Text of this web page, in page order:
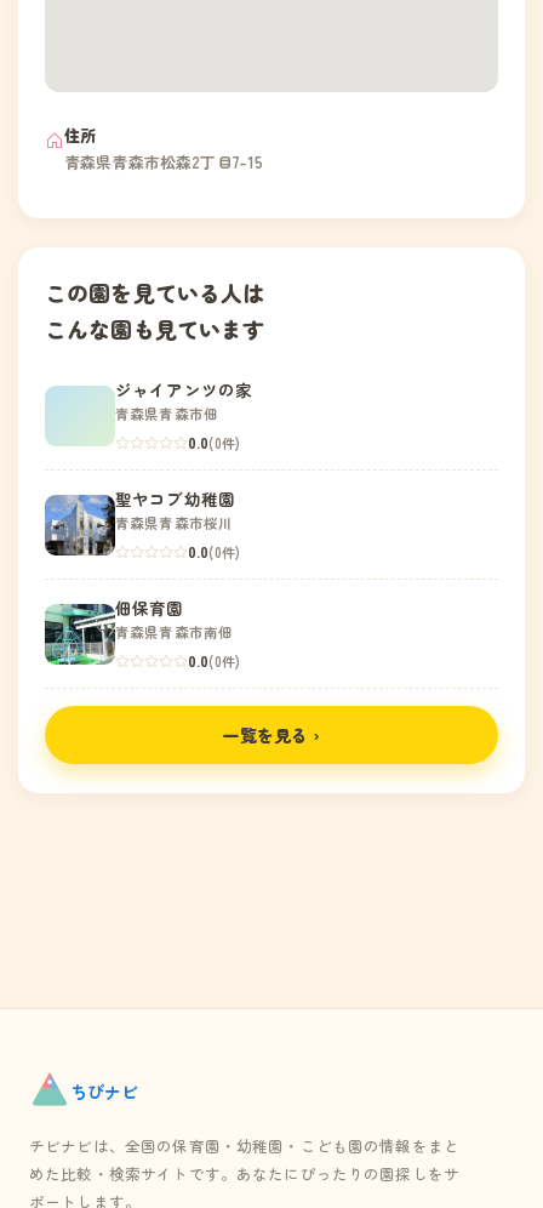
住所
青森県青森市松森2丁目7-15
この園を見ている人は
こんな園も見ています
ジャイアンツの家
青森県青森市佃
0.0(0件)
聖ヤコブ幼稚園
青森県青森市桜川
0.0(0件)
佃保育園
青森県青森市南佃
0.0(0件)
一覧を見る ›
ちびナビ
チビナビは、全国の保育園・幼稚園・こども園の情報をまと
めた比較・検索サイトです。あなたにぴったりの園探しをサ
ポートします。